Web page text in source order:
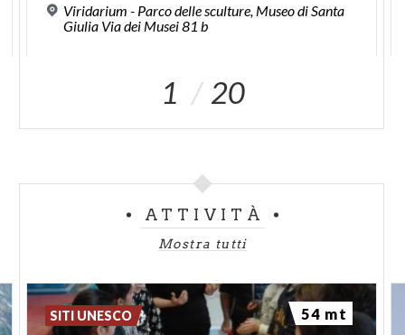
Viridarium - Parco delle sculture, Museo di Santa
Giulia Via dei Musei 81 b
1 20
ATTIVITÀ
Mostra tutti
SITI UNESCO 54 mt